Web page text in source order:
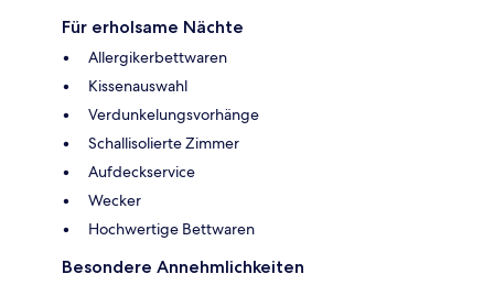
Für erholsame Nächte
Allergikerbettwaren
Kissenauswahl
Verdunkelungsvorhänge
Schallisolierte Zimmer
Aufdeckservice
Wecker
Hochwertige Bettwaren
Besondere Annehmlichkeiten